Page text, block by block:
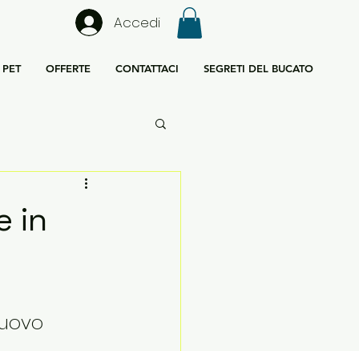
Accedi
PET OFFERTE CONTATTACI SEGRETI DEL BUCATO
in